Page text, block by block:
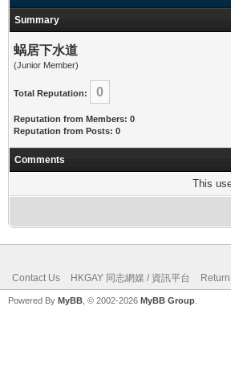
Summary
蜗居下水道
(Junior Member)
Total Reputation: 0
Reputation from Members: 0
Reputation from Posts: 0
Comments
This
Contact Us HKGAY 同志網媒 / 資訊平台
Powered By MyBB , © 2002-2026 MyBB Group